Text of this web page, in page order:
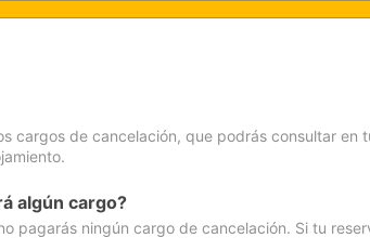
cargos de cancelación, que podrás consultar en
algún cargo?
pagarás ningún cargo de cancelación. Si tu